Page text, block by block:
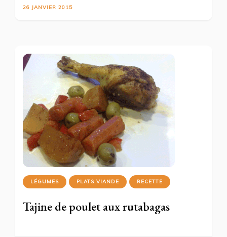
26 JANVIER 2015
LÉGUMES PLATS VIANDE RECETTE
Tajine de poulet aux rutabagas